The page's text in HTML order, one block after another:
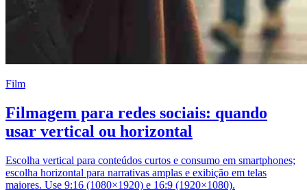
Film
Filmagem para redes sociais: quando
usar vertical ou horizontal
Escolha vertical para conteúdos curtos e consumo em smartphones;
escolha horizontal para narrativas amplas e exibição em telas
maiores. Use 9:16 (1080×1920) e 16:9 (1920×1080).